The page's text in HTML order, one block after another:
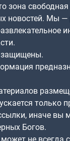
зона
новостей. Мы —
защищены.
только
иначе вы
Богов.